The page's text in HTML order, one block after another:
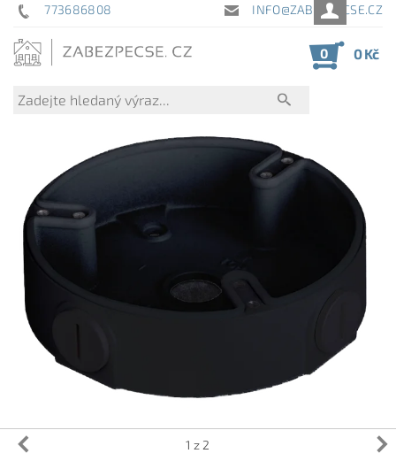
773686808 INFO@ZABEZPECSE.CZ
0 0 Kč
1 z 2